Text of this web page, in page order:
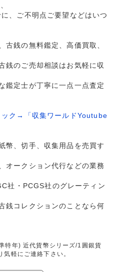
、ご不明点ご要望などはいつ
古銭の無料鑑定、高価買取、
銭のご売却相談はお気軽に収
鑑定士が丁寧に一点一点査定
ック→「収集ワールドYoutube
幣、切手、収集用品を売買す
オークション代行などの業務
社・PCGS社のグレーティン
銭コレクションのことなら何
特年) 近代貨幣シリーズ/1圓銀貨
軽にご連絡下さい。